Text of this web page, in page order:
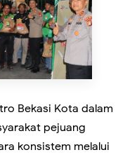
Bekasi Kota dalam
pejuang
konsistem melalui